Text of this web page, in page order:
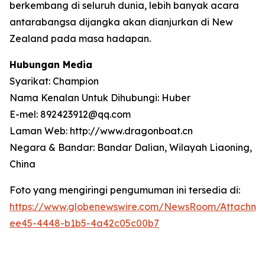
berkembang di seluruh dunia, lebih banyak acara
antarabangsa dijangka akan dianjurkan di New
Zealand pada masa hadapan.
Hubungan Media
Syarikat: Champion
Nama Kenalan Untuk Dihubungi: Huber
E-mel: 892423912@qq.com
Laman Web: http://www.dragonboat.cn
Negara & Bandar: Bandar Dalian, Wilayah Liaoning,
China
Foto yang mengiringi pengumuman ini tersedia di:
https://www.globenewswire.com/NewsRoom/
ee45-4448-b1b5-4a42c05c00b7